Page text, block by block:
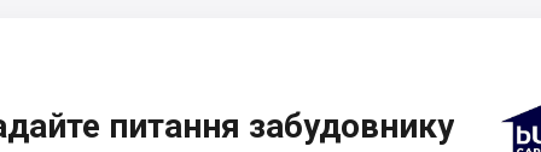
питання забудовнику